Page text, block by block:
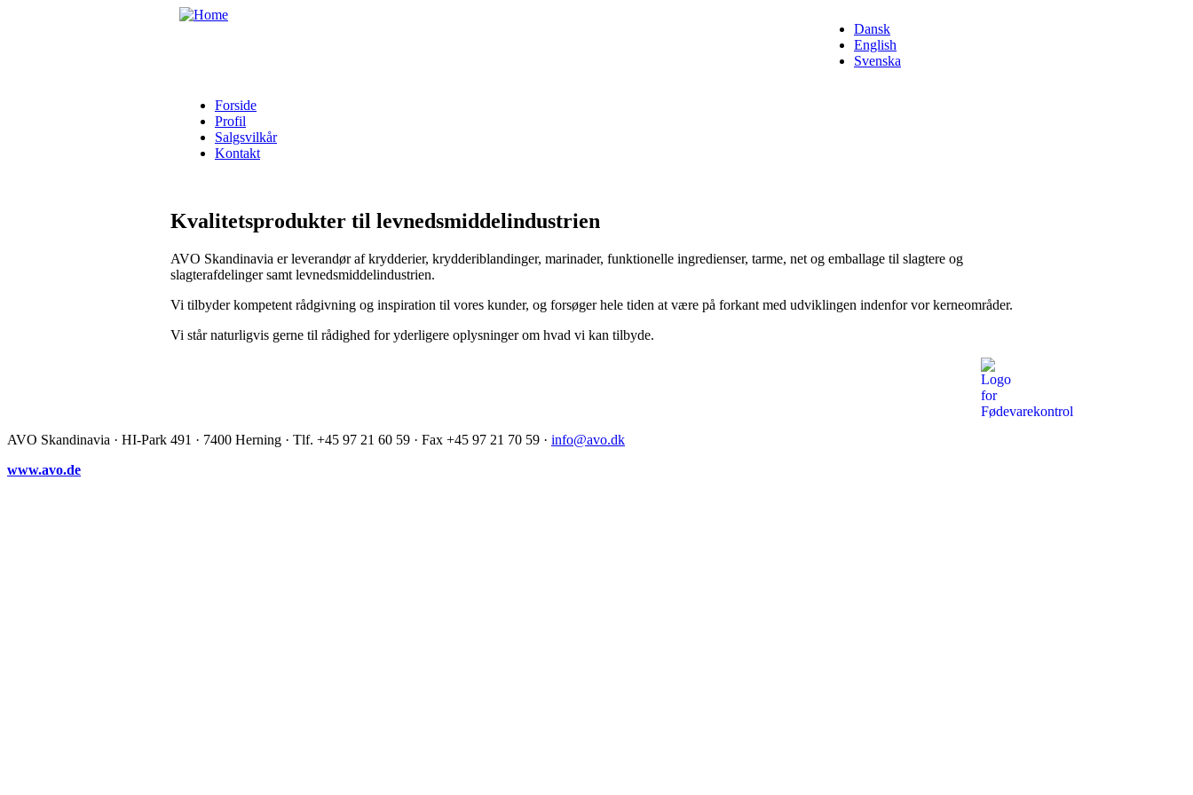
Dansk
English
Svenska
Forside
Profil
Salgsvilkår
Kontakt
Kvalitetsprodukter til levnedsmiddelindustrien
AVO Skandinavia er leverandør af krydderier, krydderiblandinger, marinader, funktionelle ingredienser, tarme, net og emballage til slagtere og
slagterafdelinger samt levnedsmiddelindustrien.
Vi tilbyder kompetent rådgivning og inspiration til vores kunder, og forsøger hele tiden at være på forkant med udviklingen indenfor vor kerneområder.
Vi står naturligvis gerne til rådighed for yderligere oplysninger om hvad vi kan tilbyde.
AVO Skandinavia · HI-Park 491 · 7400 Herning · Tlf. +45 97 21 60 59 · Fax +45 97 21 70 59 · info@avo.dk
www.avo.de